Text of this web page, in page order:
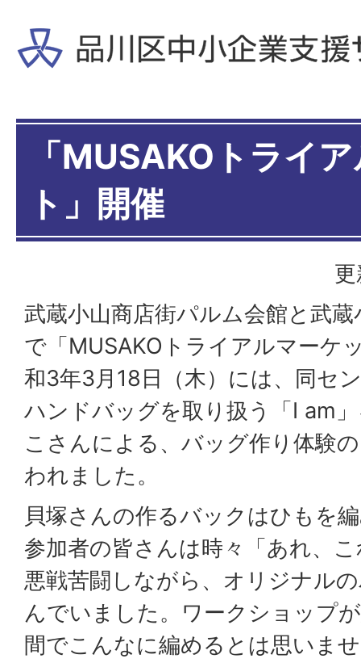
「MUSAKOトライ
ト」開催
武蔵小山商店街パルム会館と武
で「MUSAKOトライアルマーケ
和3年3月18日（木）には、同セ
ハンドバッグを取り扱う「I am
こさんによる、バッグ作り体験
われました。
貝塚さんの作るバックはひもを
参加者の皆さんは時々「あれ、
悪戦苦闘しながら、オリジナル
んでいました。ワークショップ
間でこんなに編めるとは思いま